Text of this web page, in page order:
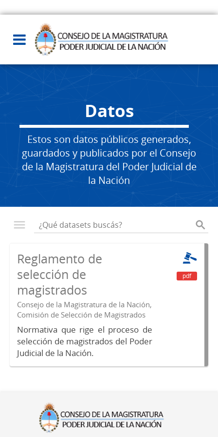
Datos
Estos son datos públicos generados,
guardados y publicados por el Consejo
de la Magistratura del Poder Judicial de
la Nación
Reglamento de
selección de
magistrados
Consejo de la Magistratura de la Nación,
Comisión de Selección de Magistrados
Normativa que rige el proceso de
selección de magistrados del Poder
Judicial de la Nación.
pdf